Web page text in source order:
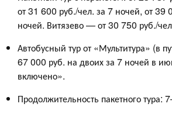
от 31 600 руб./чел. за 7 ночей, от 39
ночей. Витязево — от 30 750 руб./
Автобусный тур от «Мультитура» (в
67 000 руб. на двоих за 7 ночей в
включено».
Продолжительность пакетного тура: